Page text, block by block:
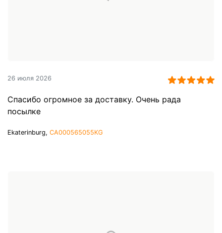
26 июля 2026
Спасибо огромное за доставку. Очень рада
посылке
Ekaterinburg, CA000565055KG